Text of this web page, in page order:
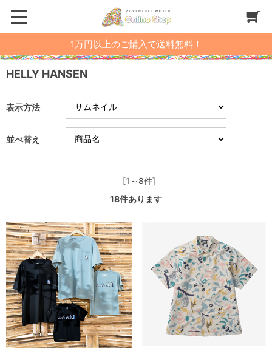
1万円以上のご購入で送料無料！
HELLY HANSEN
表示方法
並べ替え
[1～8件]
18件あります